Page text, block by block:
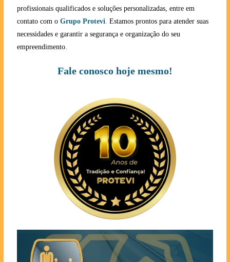
profissionais qualificados e soluções personalizadas, entre em
contato com o Grupo Protevi. Estamos prontos para atender suas
necessidades e garantir a segurança e organização do seu
empreendimento.
Fale conosco hoje mesmo!